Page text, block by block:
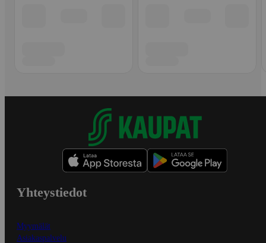
Yhteystiedot
Myymälät
Asiakaspalvelu